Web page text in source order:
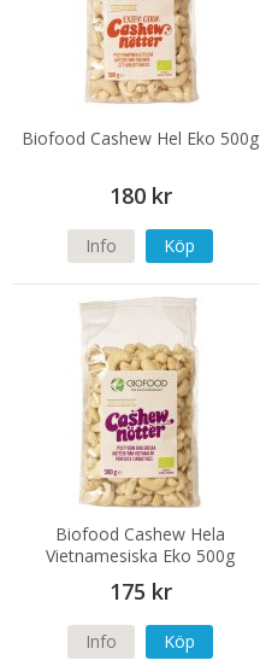
Biofood Cashew Hel Eko 500g
180 kr
Info Köp
Biofood Cashew Hela
Vietnamesiska Eko 500g
175 kr
Info Köp